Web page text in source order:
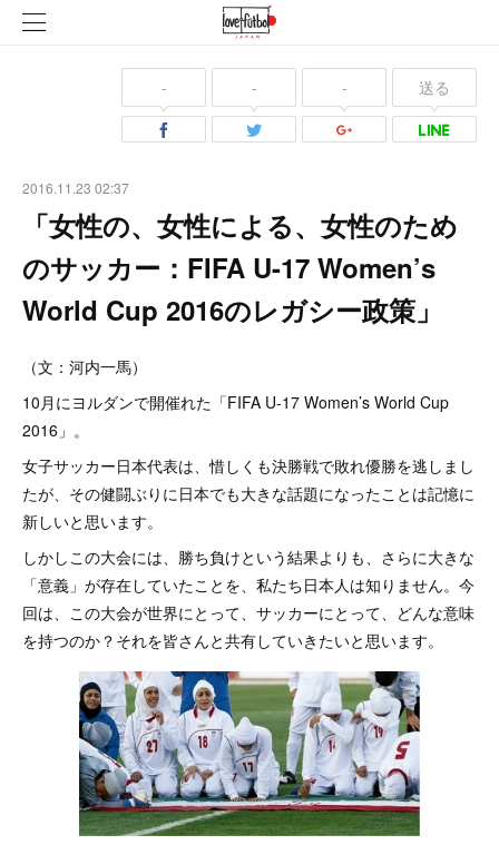
- - - 送る
2016.11.23 02:37
「女性の、女性による、女性のため
のサッカー：FIFA U-17 Women’s
World Cup 2016のレガシー政策」
（文：河内一馬）
10月にヨルダンで開催れた「FIFA U-17 Women’s World Cup
2016」。
女子サッカー日本代表は、惜しくも決勝戦で敗れ優勝を逃しまし
たが、その健闘ぶりに日本でも大きな話題になったことは記憶に
新しいと思います。
しかしこの大会には、勝ち負けという結果よりも、さらに大きな
「意義」が存在していたことを、私たち日本人は知りません。今
回は、この大会が世界にとって、サッカーにとって、どんな意味
を持つのか？それを皆さんと共有していきたいと思います。